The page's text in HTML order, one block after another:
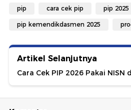
pip cara cek pip pip 2025
pip kemendikdasmen 2025
Artikel Selanjutnya
Cara Cek PIP 2026 Pakai NISN